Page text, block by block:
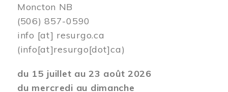
Moncton NB
(506) 857-0590
info [at] resurgo.ca
(info[at]resurgo[dot]ca)
du 15 juillet au 23 août 2026
du mercredi au dimanche